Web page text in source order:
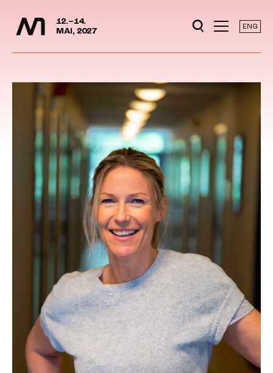
Hopp til hovedinnhold
12.–14.
MAI, 2027
ENG